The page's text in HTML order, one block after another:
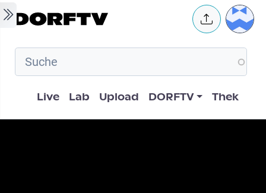
Skip to main content User
Hauptnavigation
Live Lab Upload DORFTV Thek